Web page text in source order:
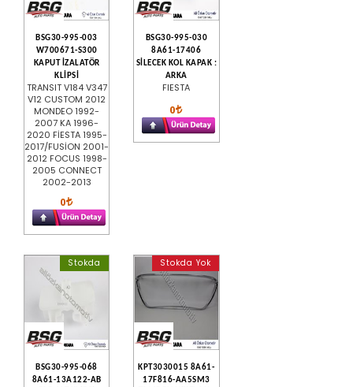
BSG30-995-003
W700671-S300
KAPUT İZALATÖR
KLİPSİ
TRANSIT V184 V347
V12 CUSTOM 2012
MONDEO 1992-
2007 KA 1996-
2020 FİESTA 1995-
2017/FUSİON 2001-
2012 FOCUS 1998-
2005 CONNECT
2002-2013
0
BSG30-995-030
8A61-17406
SİLECEK KOL KAPAK :
ARKA
FIESTA
0
Stokda
BSG30-995-068
8A61-13A122-AB
Stokda Yok
KPT3030015 8A61-
17F816-AA5SM3